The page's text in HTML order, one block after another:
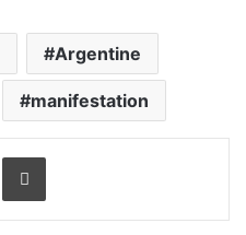
Argentine
manifestation